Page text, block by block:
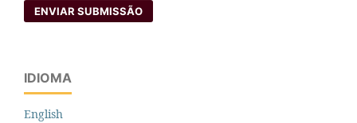
ENVIAR SUBMISSÃO
IDIOMA
English